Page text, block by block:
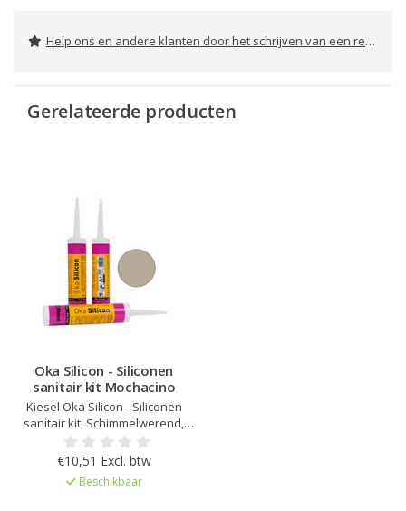
Help ons en andere klanten door het schrijven van een review
Gerelateerde producten
Oka Silicon - Siliconen
sanitair kit Mochacino
Kiesel Oka Silicon - Siliconen
sanitair kit, Schimmelwerend,
Verouderings- en UV bestendig,
Elastisch na uitharding, Kleur
afgestemd op Kiesel Servoperl
Royal, Zeer lage emissie EC1Plus
€10,51 Excl. btw
Beschikbaar